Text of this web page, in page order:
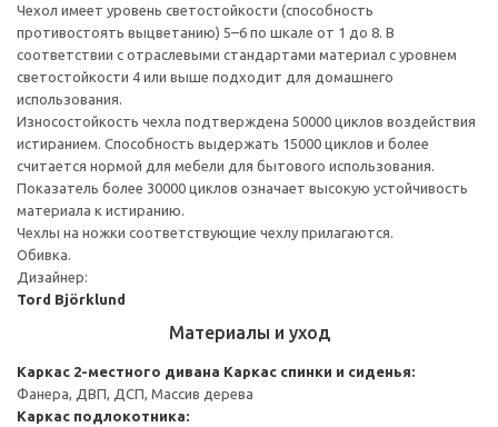
Чехол имеет уровень светостойкости (способность
противостоять выцветанию) 5–6 по шкале от 1 до 8. В
соответствии с отраслевыми стандартами материал с уровнем
светостойкости 4 или выше подходит для домашнего
использования.
Износостойкость чехла подтверждена 50000 циклов воздействия
истиранием. Способность выдержать 15000 циклов и более
считается нормой для мебели для бытового использования.
Показатель более 30000 циклов означает высокую устойчивость
материала к истиранию.
Чехлы на ножки соответствующие чехлу прилагаются.
Обивка.
Дизайнер:
Tord Björklund
Материалы и уход
Каркас 2-местного дивана Каркас спинки и сиденья:
Фанера, ДВП, ДСП, Массив дерева
Каркас подлокотника: